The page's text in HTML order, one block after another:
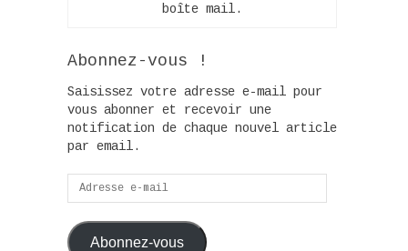
boîte mail.
Abonnez-vous !
Saisissez votre adresse e-mail pour
vous abonner et recevoir une
notification de chaque nouvel article
par email.
Adresse
e-
mail
Abonnez-vous